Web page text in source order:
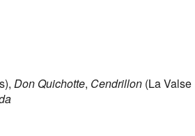
Don Quichotte, Cendrillon (La Valse